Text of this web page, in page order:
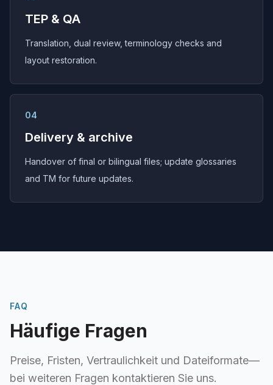
TEP & QA
Translation, dual review, terminology checks and
layout restoration.
04
Delivery & archive
Handover of final or bilingual files; update glossaries
and TM for future updates.
FAQ
Häufige Fragen
Preise, Fristen, Vertraulichkeit und Dateiformate—
bei weiteren Fragen kontaktieren Sie uns.